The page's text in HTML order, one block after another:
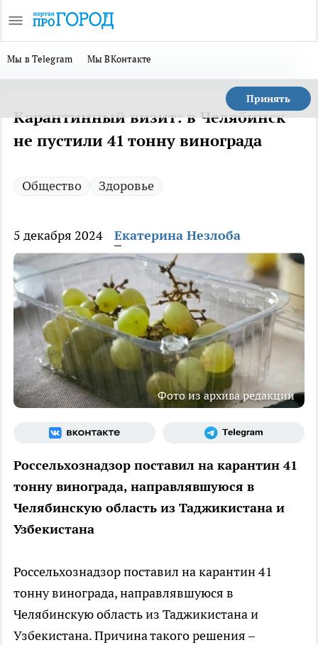
Мы в Telegram Мы ВКонтакте
Принять
Карантинный визит: в Челябинск
не пустили 41 тонну винограда
Общество Здоровье
5 декабря 2024 Екатерина Незлоба
Фото из архива редакции
Россельхознадзор поставил на карантин 41
тонну винограда, направлявшуюся в
Челябинскую область из Таджикистана и
Узбекистана
Россельхознадзор поставил на карантин 41
тонну винограда, направлявшуюся в
Челябинскую область из Таджикистана и
Узбекистана. Причина такого решения –